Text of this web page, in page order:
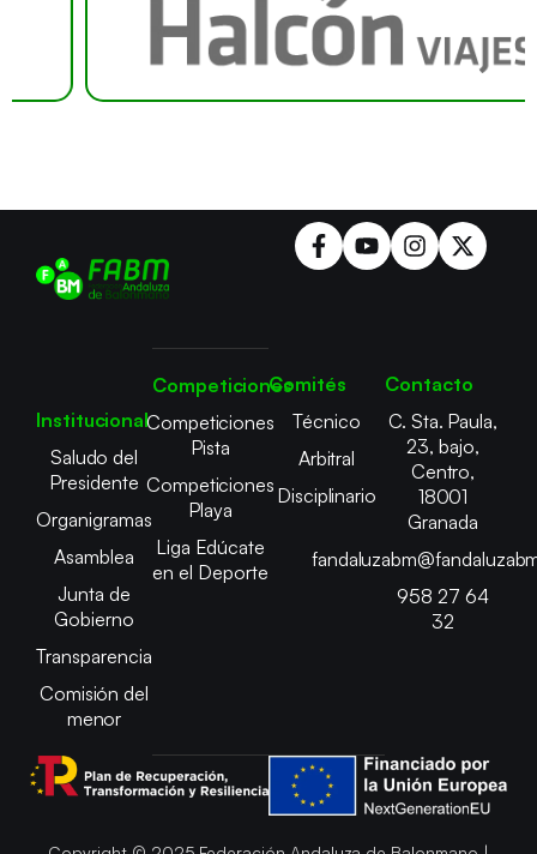
Institucional
Saludo del
Presidente
Organigramas
Asamblea
Junta de
Gobierno
Transparencia
Comisión del
menor
Competiciones
Competiciones
Pista
Competiciones
Playa
Liga Edúcate
en el Deporte
Comités
Técnico
Arbitral
Disciplinario
Contacto
C. Sta. Paula,
23, bajo,
Centro,
18001
Granada
958 27 64
32